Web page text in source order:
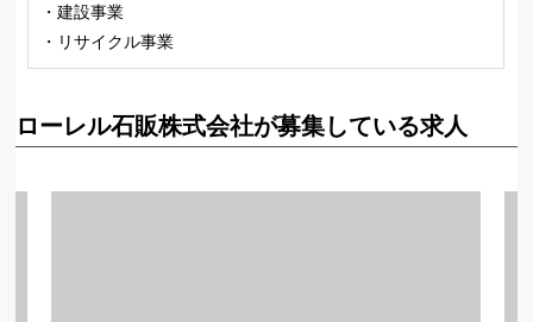
・建設事業
・リサイクル事業
ローレル石販株式会社が募集している求人